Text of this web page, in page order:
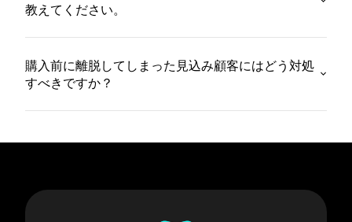
教えてください。
購入前に離脱してしまった見込み顧客にはどう対処
すべきですか？